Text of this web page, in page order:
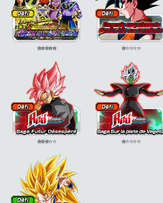
⭐⭐⭐⭐⭐ ⭐⭐⭐⭐⭐
⭐⭐⭐⭐⭐ ⭐⭐⭐⭐⭐